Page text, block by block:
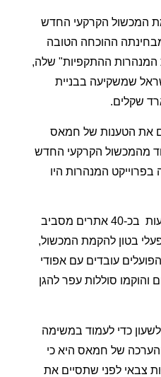
המכשול הקרקעי החדש
ההוכחה הטובה
המנהרות ההתקפיות" שלה,
שמשקיעה בבניית
את הטענות של חמאס
מהמכשול הקרקעי החדש
המנהרות היו
בכ-40 אתרים מסביב
בטון להקמת המכשול,
זרים, הפועלים עובדים עם אפודי
והוקמו סוללות עפר להגן
כדי לעמוד במשימה
של חמאס היא כי
צבאי לפני שתסיים את